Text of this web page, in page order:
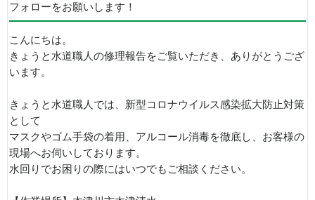
フォローをお願いします！
こんにちは。
きょうと水道職人の修理報告をご覧いただき、ありがとうござ
います。
きょうと水道職人では、新型コロナウイルス感染拡大防止対策
として
マスクやゴム手袋の着用、アルコール消毒を徹底し、お客様の
現場へお伺いしております。
水回りでお困りの際にはいつでもご相談ください。